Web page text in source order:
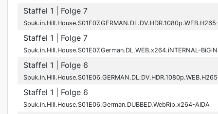
Staffel 1 | Folge 7
Staffel 1 | Folge 7
Spuk.in.Hill.House.S01E07.German.DL.WEB.x264.iNTERNAL-
Staffel 1 | Folge 6
Staffel 1 | Folge 6
Spuk.in.Hill.House.S01E06.German.DUBBED.WebRip.x264-AIDA